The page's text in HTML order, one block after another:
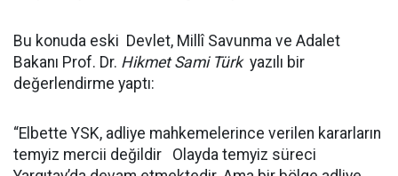
Bu konuda eski Devlet, Millî Savunma ve Adalet
Bakanı Prof. Dr. Hikmet Sami Türkyazılı bir
değerlendirme yaptı:
“Elbette YSK, adliye mahkemelerince verilen kararların
temyiz mercii değildir Olayda temyiz süreci